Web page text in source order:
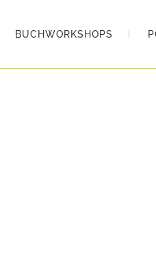
BUCHWORKSHOPS